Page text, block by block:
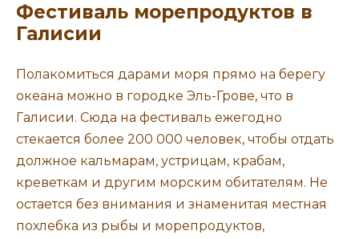
Фестиваль морепродуктов в
Галисии
Полакомиться дарами моря прямо на берегу
океана можно в городке Эль-Грове, что в
Галисии. Сюда на фестиваль ежегодно
стекается более 200 000 человек, чтобы отдать
должное кальмарам, устрицам, крабам,
креветкам и другим морским обитателям. Не
остается без внимания и знаменитая местная
похлебка из рыбы и морепродуктов,